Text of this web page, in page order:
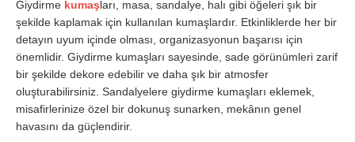
Giydirme kumaşları, masa, sandalye, halı gibi öğeleri şık bir
şekilde kaplamak için kullanılan kumaşlardır. Etkinliklerde her bir
detayın uyum içinde olması, organizasyonun başarısı için
önemlidir. Giydirme kumaşları sayesinde, sade görünümleri zarif
bir şekilde dekore edebilir ve daha şık bir atmosfer
oluşturabilirsiniz. Sandalyelere giydirme kumaşları eklemek,
misafirlerinize özel bir dokunuş sunarken, mekânın genel
havasını da güçlendirir.